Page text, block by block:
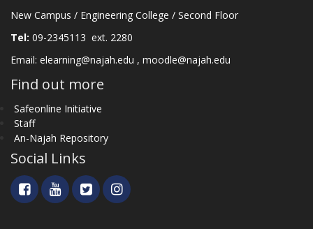
New Campus / Engineering College / Second Floor
Tel: 09-2345113 ext. 2280
Email: elearning@najah.edu , moodle@najah.edu
Find out more
Safeonline Initiative
Staff
An-Najah Repository
Social Links